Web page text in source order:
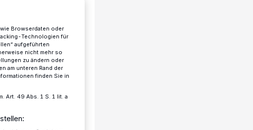
Browserdaten oder
Technologien für
aufgeführten
nicht mehr so
zu ändern oder
am unteren Rand der
finden Sie in
Art. 49 Abs. 1 S. 1 lit. a